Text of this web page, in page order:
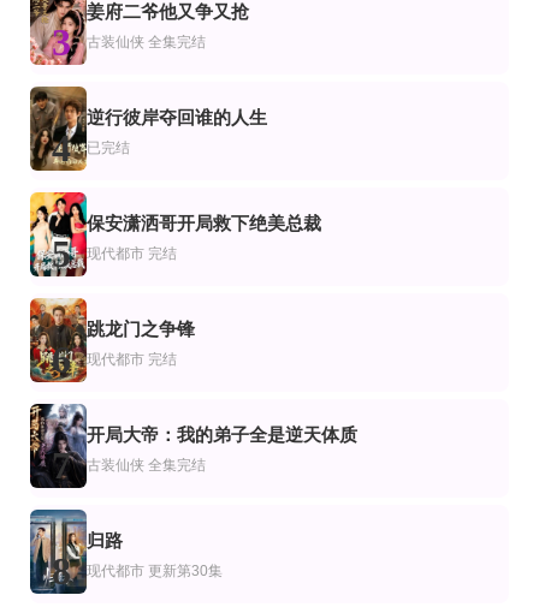
杨欣芮＆滕林＆马治邦
刘子木&张浩伶
全集完结
全集完结
全集完结
全集完结
锦缘喜事
已完结
仙龙诀
全集完结
解锁兽语我成为百兽团宠第二季
3
姜府二爷他又争又抢
古装仙侠 全集完结
4
逆行彼岸夺回谁的人生
已完结
5
保安潇洒哥开局救下绝美总裁
现代都市 完结
6
跳龙门之争锋
现代都市 完结
7
开局大帝：我的弟子全是逆天体质
古装仙侠 全集完结
8
归路
现代都市 更新第30集